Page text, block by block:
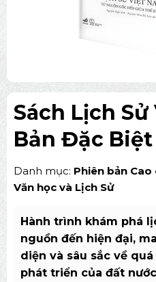
Sách Lịch
Bản Đặc Biệt
Cội Nguồn
Danh mục: Phiên bản Cao
Văn học và Lịch Sử
Hành trình khám phá
nguồn đến hiện đại,
diện và sâu sắc về
phát triển của đất